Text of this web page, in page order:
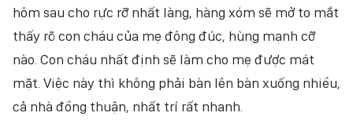
hôm sau cho rực rỡ nhất làng, hàng xóm sẽ mở to mắt
thấy rõ con cháu của mẹ đông đúc, hùng mạnh cỡ
nào. Con cháu nhất định sẽ làm cho mẹ được mát
mặt. Việc này thì không phải bàn lên bàn xuống nhiều,
cả nhà đồng thuận, nhất trí rất nhanh.